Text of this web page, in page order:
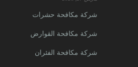
شركة مكافحة حشرات
شركة مكافحة القوارض
شركة مكافحة الفئران